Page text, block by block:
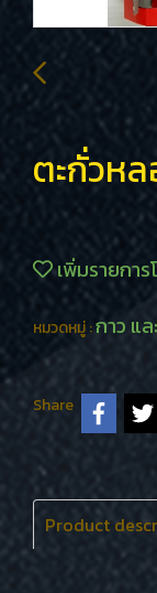
ตะกั่วหล
เพิ่มรายการ
หมวดหมู่ :กาว แล
Share
Product